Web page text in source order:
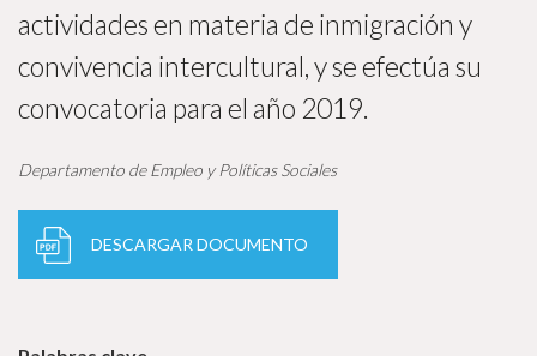
actividades en materia de inmigración y
convivencia intercultural, y se efectúa su
convocatoria para el año 2019.
Departamento de Empleo y Políticas Sociales
DESCARGAR DOCUMENTO